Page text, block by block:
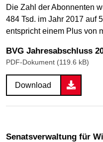
Die Zahl der Abonnenten
484 Tsd. im Jahr 2017 auf
entspricht einem Plus von
BVG Jahresabschluss
PDF-Dokument (119.6 kB)
Download
Senatsverwaltung für Wirtschaft, Energie und